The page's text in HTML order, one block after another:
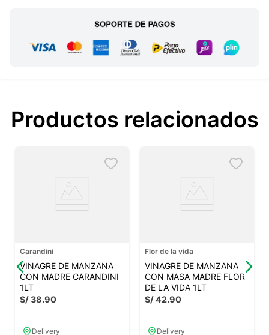
Productos relacionados
Carandini
VINAGRE DE MANZANA
CON MADRE CARANDINI
1LT
S/38.90
Delivery
Flor de la vida
VINAGRE DE MANZANA
CON MASA MADRE FLOR
DE LA VIDA 1LT
S/42.90
Delivery